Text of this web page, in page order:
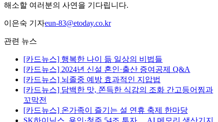
해소할 여러분의 사연을 기다립니다.
이은숙 기자eun-83@etoday.co.kr
관련 뉴스
[카드뉴스] 행복한 나이 듦 일상의 비법들
[카드뉴스] 2024년 신설 혼인·출산 증여공제 Q&A
[카드뉴스] 뇌졸중 예방 효과적인 지압법
[카드뉴스] 담백한 맛, 쫀득한 식감의 조화 간고등어찜과
꼬막전
[카드뉴스] 온가족이 즐기는 설 연휴 축제 한마당